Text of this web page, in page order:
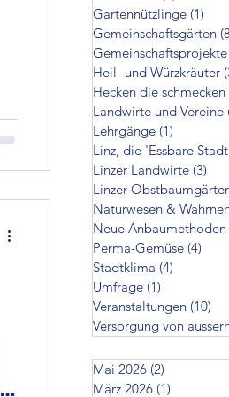
Gartennützlinge (1)
Gemeinschaftsgärten
Gemeinschaftsprojekte
Heil- und Würzkräuter
Hecken die schmecken
Landwirte und Vereine
Lehrgänge (1)
Linz, die 'Essbare
Linzer Landwirte (3)
Linzer
Naturwesen &
Neue Anbaumethoden
Perma-Gemüse (4)
Stadtklima (4)
Umfrage (1)
Veranstaltungen (10)
Versorgung von
Mai 2026 (2)
März 2026 (1)